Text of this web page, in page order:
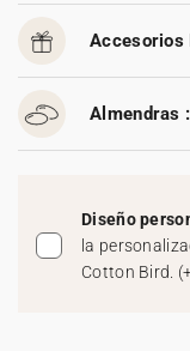
Accesorios
Almendras :
Diseño
la
Cotton Bird. (